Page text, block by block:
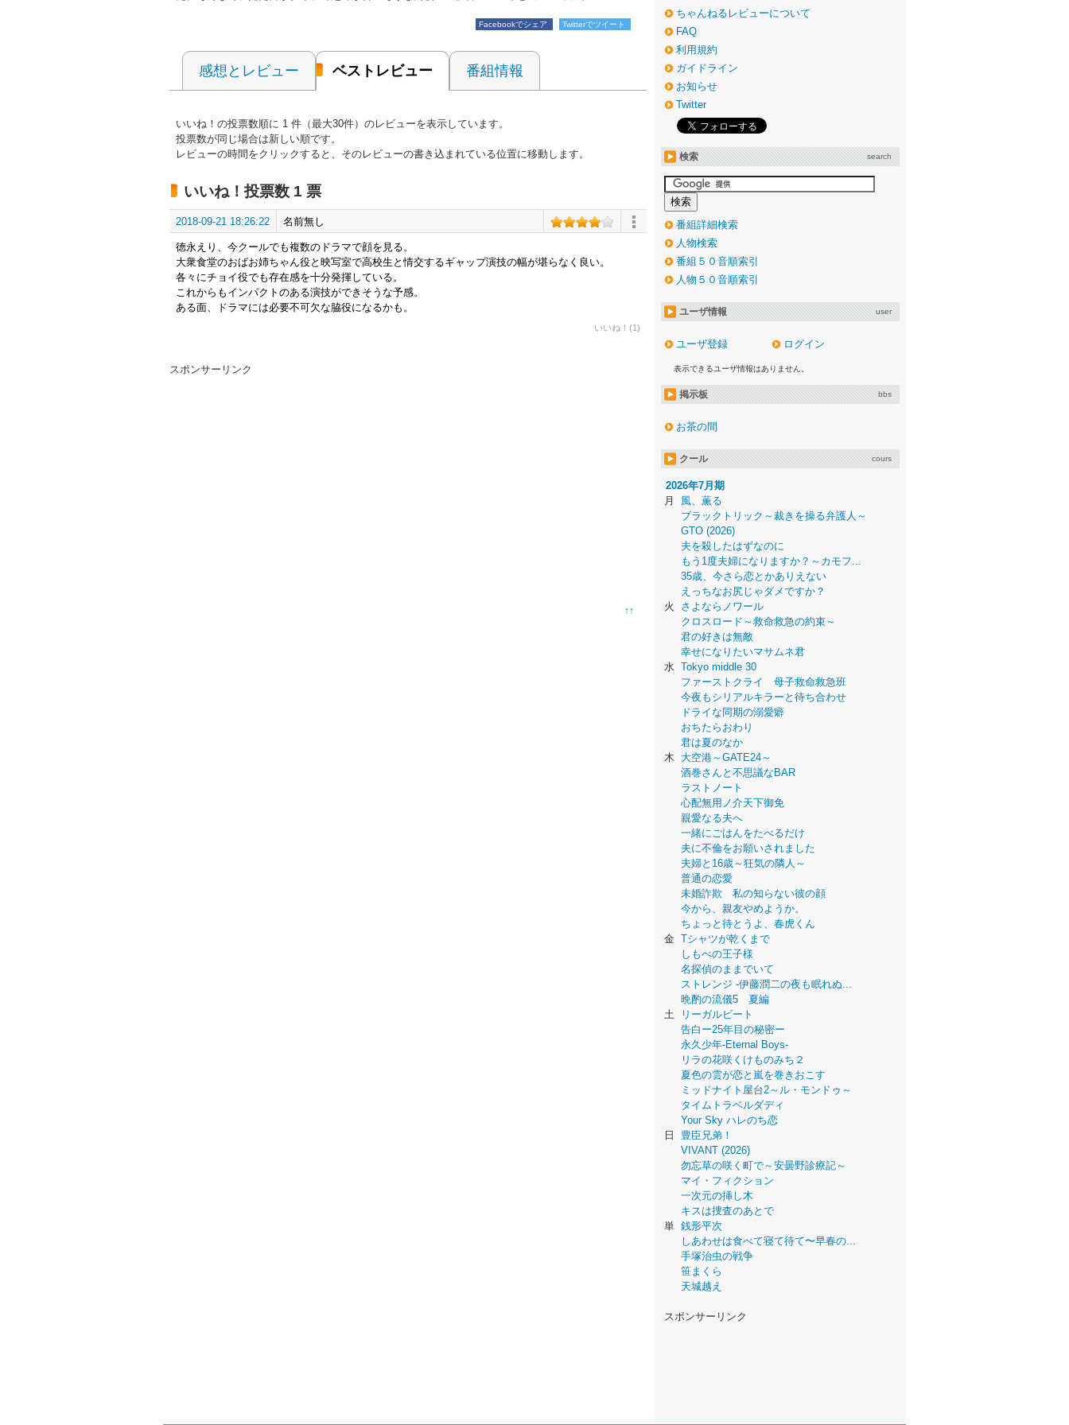
Facebookでシェア Twitterでツイート
感想とレビュー ベストレビュー 番組情報
いいね！の投票数順に 1 件（最大30件）のレビューを表示しています。
投票数が同じ場合は新しい順です。
レビューの時間をクリックすると、そのレビューの書き込まれている位置に移動します。
いいね！投票数 1 票
2018-09-21 18:26:22 名前無し
徳永えり、今クールでも複数のドラマで顔を見る。
大衆食堂のおばお姉ちゃん役と映写室で高校生と情交するギャップ演技の幅が堪らなく良い。
各々にチョイ役でも存在感を十分発揮している。
これからもインパクトのある演技ができそうな予感。
ある面、ドラマには必要不可欠な脇役になるかも。
いいね！(1)
スポンサーリンク
↑↑
ちゃんねるレビューについて
FAQ
利用規約
ガイドライン
お知らせ
Twitter
検索 search
番組詳細検索
人物検索
番組５０音順索引
人物５０音順索引
ユーザ情報 user
ユーザ登録 ログイン
表示できるユーザ情報はありません。
掲示板 bbs
お茶の間
クール cours
2026年7月期
月
風、薫る
ブラックトリック～裁きを操る弁護人～
GTO (2026)
夫を殺したはずなのに
もう1度夫婦になりますか？～カモフ...
35歳、今さら恋とかありえない
えっちなお尻じゃダメですか？
火
さよならノワール
クロスロード～救命救急の約束～
君の好きは無敵
幸せになりたいマサムネ君
水 Tokyo middle 30
ファーストクライ 母子救命救急班
今夜もシリアルキラーと待ち合わせ
ドライな同期の溺愛癖
おちたらおわり
君は夏のなか
木
大空港～GATE24～
酒巻さんと不思議なBAR
ラストノート
心配無用ノ介天下御免
親愛なる夫へ
一緒にごはんをたべるだけ
夫に不倫をお願いされました
夫婦と16歳～狂気の隣人～
普通の恋愛
未婚詐欺 私の知らない彼の顔
今から、親友やめようか。
ちょっと待とうよ、春虎くん
金 Tシャツが乾くまで
しもべの王子様
名探偵のままでいて
ストレンジ -伊藤潤二の夜も眠れぬ...
晩酌の流儀5 夏編
土
リーガルビート
告白ー25年目の秘密ー
永久少年-Eternal Boys-
リラの花咲くけものみち２
夏色の雲が恋と嵐を巻きおこす
ミッドナイト屋台2～ル・モンドゥ～
タイムトラベルダディ
Your Sky ハレのち恋
日
豊臣兄弟！
VIVANT (2026)
勿忘草の咲く町で～安曇野診療記～
マイ・フィクション
一次元の挿し木
キスは捜査のあとで
単 銭形平次
しあわせは食べて寝て待て〜早春の...
手塚治虫の戦争
笹まくら
天城越え
スポンサーリンク